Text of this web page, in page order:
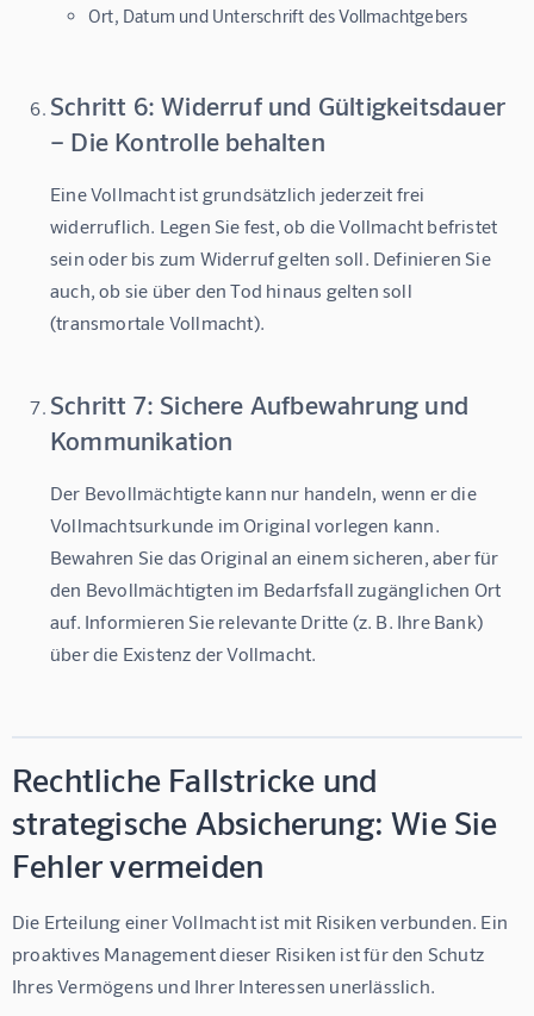
Ort, Datum und Unterschrift des Vollmachtgebers
Schritt 6: Widerruf und Gültigkeitsdauer
– Die Kontrolle behalten
Eine Vollmacht ist grundsätzlich jederzeit frei
widerruflich. Legen Sie fest, ob die Vollmacht befristet
sein oder bis zum Widerruf gelten soll. Definieren Sie
auch, ob sie über den Tod hinaus gelten soll
(transmortale Vollmacht).
Schritt 7: Sichere Aufbewahrung und
Kommunikation
Der Bevollmächtigte kann nur handeln, wenn er die
Vollmachtsurkunde im Original vorlegen kann.
Bewahren Sie das Original an einem sicheren, aber für
den Bevollmächtigten im Bedarfsfall zugänglichen Ort
auf. Informieren Sie relevante Dritte (z. B. Ihre Bank)
über die Existenz der Vollmacht.
Rechtliche Fallstricke und
strategische Absicherung: Wie Sie
Fehler vermeiden
Die Erteilung einer Vollmacht ist mit Risiken verbunden. Ein
proaktives Management dieser Risiken ist für den Schutz
Ihres Vermögens und Ihrer Interessen unerlässlich.